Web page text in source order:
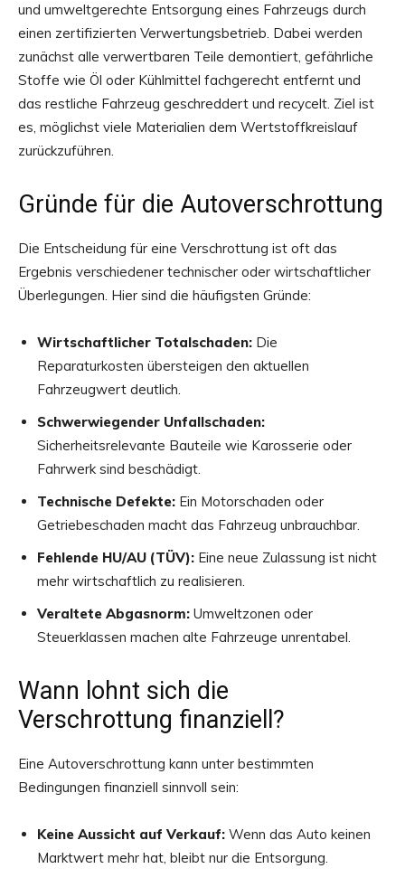
und umweltgerechte Entsorgung eines Fahrzeugs durch
einen zertifizierten Verwertungsbetrieb. Dabei werden
zunächst alle verwertbaren Teile demontiert, gefährliche
Stoffe wie Öl oder Kühlmittel fachgerecht entfernt und
das restliche Fahrzeug geschreddert und recycelt. Ziel ist
es, möglichst viele Materialien dem Wertstoffkreislauf
zurückzuführen.
Gründe für die Autoverschrottung
Die Entscheidung für eine Verschrottung ist oft das
Ergebnis verschiedener technischer oder wirtschaftlicher
Überlegungen. Hier sind die häufigsten Gründe:
Wirtschaftlicher Totalschaden: Die
Reparaturkosten übersteigen den aktuellen
Fahrzeugwert deutlich.
Schwerwiegender Unfallschaden:
Sicherheitsrelevante Bauteile wie Karosserie oder
Fahrwerk sind beschädigt.
Technische Defekte: Ein Motorschaden oder
Getriebeschaden macht das Fahrzeug unbrauchbar.
Fehlende HU/AU (TÜV): Eine neue Zulassung ist nicht
mehr wirtschaftlich zu realisieren.
Veraltete Abgasnorm: Umweltzonen oder
Steuerklassen machen alte Fahrzeuge unrentabel.
Wann lohnt sich die
Verschrottung finanziell?
Eine Autoverschrottung kann unter bestimmten
Bedingungen finanziell sinnvoll sein:
Keine Aussicht auf Verkauf: Wenn das Auto keinen
Marktwert mehr hat, bleibt nur die Entsorgung.